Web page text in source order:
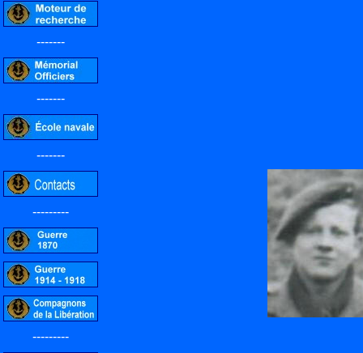
-------
-------
-------
---------
---------